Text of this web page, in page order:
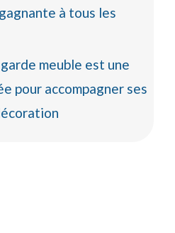
à tous les
meuble est une
pour accompagner ses